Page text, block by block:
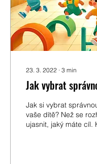
23. 3. 2022 ∙ 3 min
Jak vybrat
Jak si vybrat
vaše dítě? Než se
ujasnit, jaký máte cíl.